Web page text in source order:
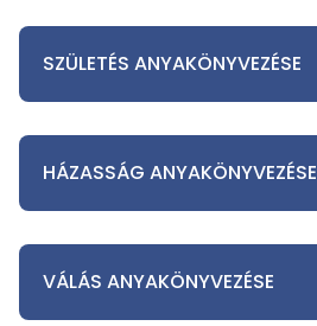
SZÜLETÉS ANYAKÖNYVEZÉSE
HÁZASSÁG ANYAKÖNYVEZÉSE
VÁLÁS ANYAKÖNYVEZÉSE